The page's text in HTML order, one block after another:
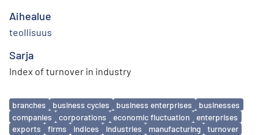
Aihealue
teollisuus
Sarja
Index of turnover in industry
Avainsanat
branches business cycles business enterprises
businesses
companies
corporations economic fluctuation
enterprises
exports
firms indices industries manufacturing turnover